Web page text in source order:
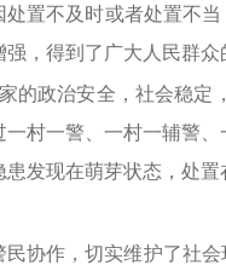
处置不及时或者处置不
，得到了广大人民群众
的政治安全，社会稳
村一警、一村一辅警
发现在萌芽状态，处
协作，切实维护了社